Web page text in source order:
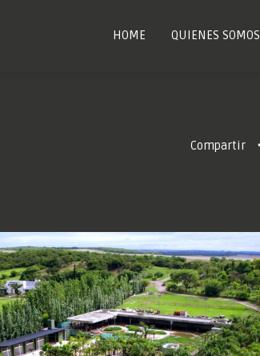
HOME QUIENES SOMOS
Compartir